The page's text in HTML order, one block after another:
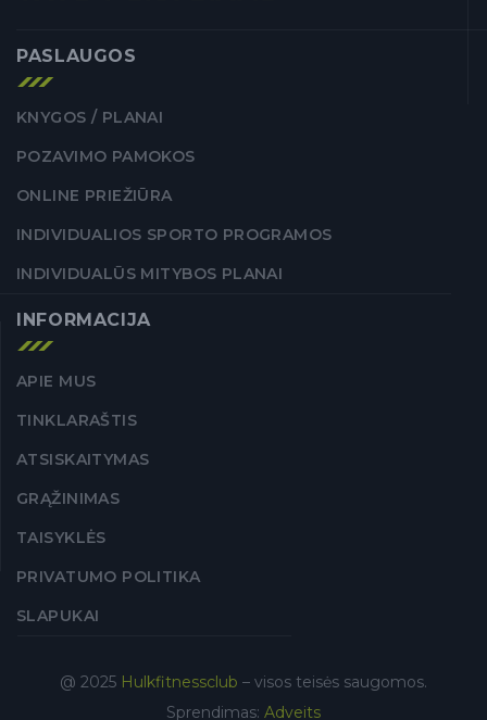
PASLAUGOS
KNYGOS / PLANAI
POZAVIMO PAMOKOS
ONLINE PRIEŽIŪRA
INDIVIDUALIOS SPORTO PROGRAMOS
INDIVIDUALŪS MITYBOS PLANAI
INFORMACIJA
APIE MUS
TINKLARAŠTIS
ATSISKAITYMAS
GRĄŽINIMAS
TAISYKLĖS
PRIVATUMO POLITIKA
SLAPUKAI
@ 2025 Hulkfitnessclub – visos teisės saugomos.
Sprendimas: Adveits